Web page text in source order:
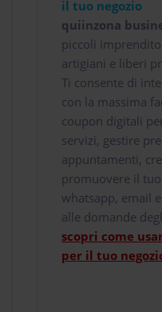
il tuo negozio
quiinzona
piccoli
artigiani e liberi
Ti consente di
con la massima
coupon digitali
servizi, gestire
appuntamenti,
promuovere il
whatsapp, email
alle domande
scopri come
per il tuo